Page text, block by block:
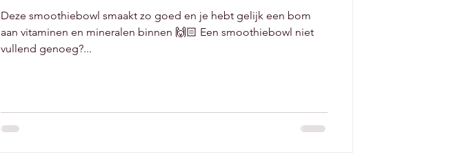
Deze smoothiebowl smaakt zo goed en je hebt gelijk een bom
aan vitaminen en mineralen binnen 🙌🏻 Een smoothiebowl niet
vullend genoeg?...